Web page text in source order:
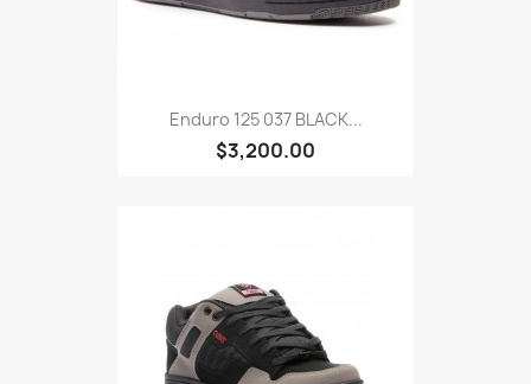
Enduro 125 037 BLACK...
$3,200.00